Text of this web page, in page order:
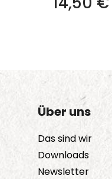
Über uns
Das sind wir
Downloads
Newsletter